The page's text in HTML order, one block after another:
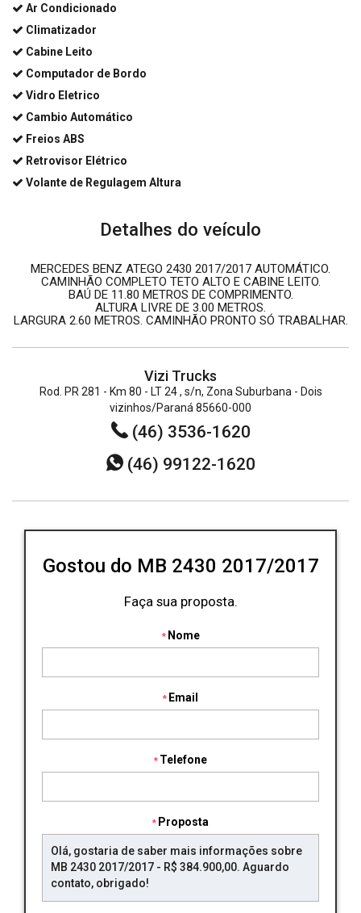
Ar Condicionado
Climatizador
Cabine Leito
Computador de Bordo
Vidro Eletrico
Cambio Automático
Freios ABS
Retrovisor Elétrico
Volante de Regulagem Altura
Detalhes do veículo
MERCEDES BENZ ATEGO 2430 2017/2017 AUTOMÁTICO.
CAMINHÃO COMPLETO TETO ALTO E CABINE LEITO.
BAÚ DE 11.80 METROS DE COMPRIMENTO.
ALTURA LIVRE DE 3.00 METROS.
LARGURA 2.60 METROS. CAMINHÃO PRONTO SÓ TRABALHAR.
Vizi Trucks
Rod. PR 281 - Km 80 - LT 24 , s/n, Zona Suburbana - Dois
vizinhos/Paraná 85660-000
(46) 3536-1620
(46) 99122-1620
Gostou do MB 2430 2017/2017
Faça sua proposta.
Nome
Email
Telefone
Proposta